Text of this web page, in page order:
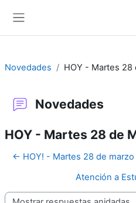
Novedades HOY - Martes 28
Novedades
HOY - Martes 28 de
← HOY! - Martes 28 de marzo
Atención a
Mostrar modo